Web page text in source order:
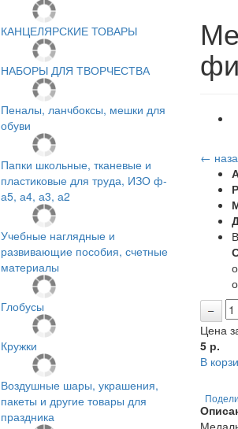
КАНЦЕЛЯРСКИЕ ТОВАРЫ
НАБОРЫ ДЛЯ ТВОРЧЕСТВА
Пеналы, ланчбоксы, мешки для
обуви
Папки школьные, тканевые и
пластиковые для труда, ИЗО ф-
а5, а4, а3, а2
Учебные наглядные и
развивающие пособия, счетные
материалы
Глобусы
Кружки
Воздушные шары, украшения,
пакеты и другие товары для
праздника
←
Цена
5р.
В